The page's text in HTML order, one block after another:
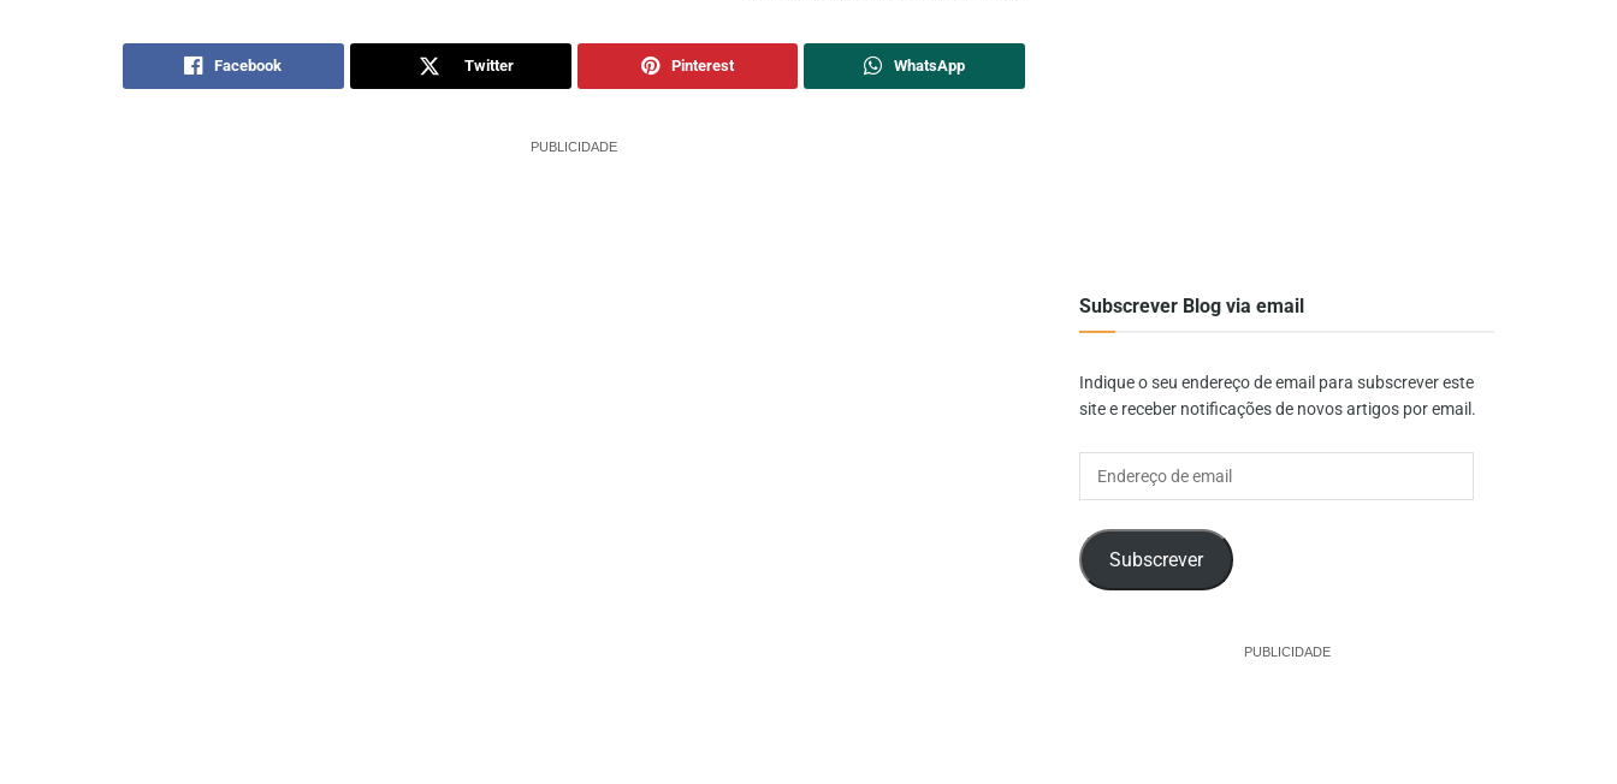
Facebook Twitter Pinterest WhatsApp
PUBLICIDADE
Subscrever Blog via email
Indique o seu endereço de email para subscrever este
site e receber notificações de novos artigos por email.
Subscrever
PUBLICIDADE